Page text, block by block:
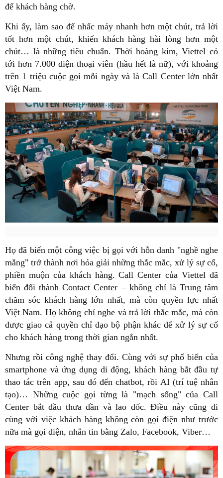
để khách hàng chờ.
Khi ấy, làm sao để nhấc máy nhanh hơn một chút, trả lời
tốt hơn một chút, khiến khách hàng hài lòng hơn một
chút… là những tiêu chuẩn. Thời hoàng kim, Viettel có
tới hơn 7.000 điện thoại viên (hầu hết là nữ), với khoảng
trên 1 triệu cuộc gọi mỗi ngày và là Call Center lớn nhất
Việt Nam.
Họ đã biến một công việc bị gọi với hỗn danh "nghề nghe
mắng" trở thành nơi hóa giải những thắc mắc, xử lý sự cố,
phiền muộn của khách hàng. Call Center của Viettel đã
biến đổi thành Contact Center – không chỉ là Trung tâm
chăm sóc khách hàng lớn nhất, mà còn quyền lực nhất
Việt Nam. Họ không chỉ nghe và trả lời thắc mắc, mà còn
được giao cả quyền chỉ đạo bộ phận khác để xử lý sự cố
cho khách hàng trong thời gian ngắn nhất.
Nhưng rồi công nghệ thay đổi. Cùng với sự phổ biến của
smartphone và ứng dụng di động, khách hàng bắt đầu tự
thao tác trên app, sau đó đến chatbot, rồi AI (trí tuệ nhân
tạo)… Những cuộc gọi từng là "mạch sống" của Call
Center bắt đầu thưa dần và lao dốc. Điều này cũng đi
cùng với việc khách hàng không còn gọi điện như trước
nữa mà gọi điện, nhắn tin bằng Zalo, Facebook, Viber…